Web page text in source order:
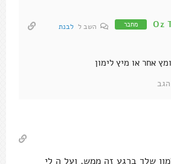
Oz מחבר השב ל לבנת
אחר או מיץ לימון
הגב
שלך ברגע זה ממש, ועל ה לי